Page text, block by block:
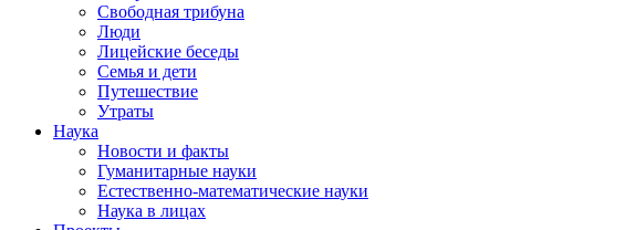
Свободная трибуна
Люди
Лицейские беседы
Семья и дети
Путешествие
Утраты
Наука
Новости и факты
Гуманитарные науки
Естественно-математические науки
Наука в лицах